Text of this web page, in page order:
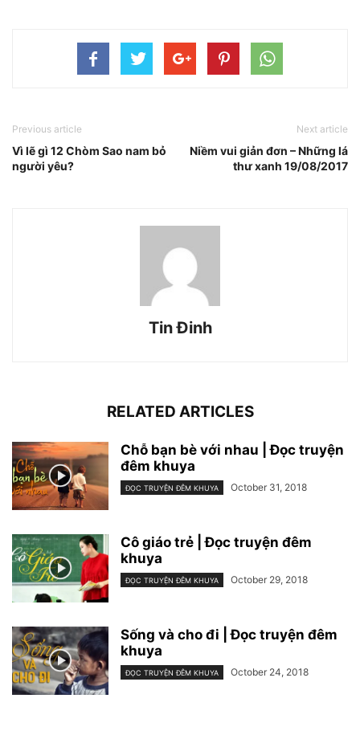
Previous article
Vì lẽ gì 12 Chòm Sao nam bỏ
người yêu?
Next article
Niềm vui giản đơn – Những lá
thư xanh 19/08/2017
Tin Đinh
RELATED ARTICLES
Chỗ bạn bè với nhau | Đọc truyện
đêm khuya
ĐỌC TRUYỆN ĐÊM KHUYA October 31, 2018
Cô giáo trẻ | Đọc truyện đêm
khuya
ĐỌC TRUYỆN ĐÊM KHUYA October 29, 2018
Sống và cho đi | Đọc truyện đêm
khuya
ĐỌC TRUYỆN ĐÊM KHUYA October 24, 2018